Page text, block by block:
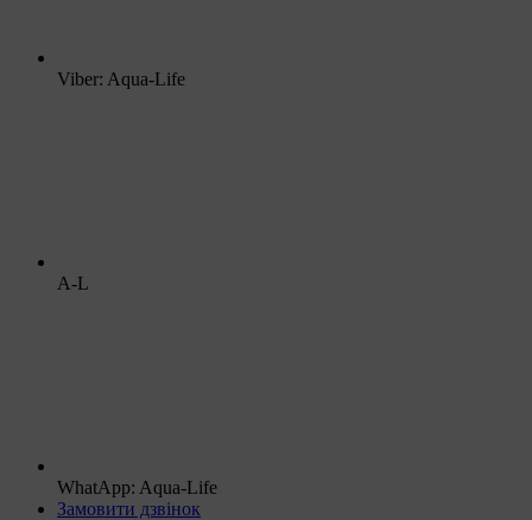
Viber: Aqua-Life
A-L
WhatApp: Aqua-Life
Замовити дзвінок